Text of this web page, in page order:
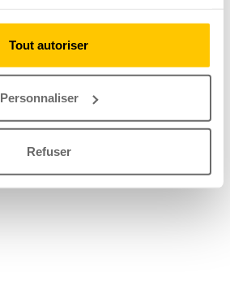
Tout autoriser
Personnaliser
Refuser